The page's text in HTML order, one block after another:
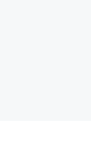
acestora, precum